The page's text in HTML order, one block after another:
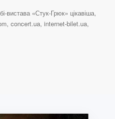
вистава «Стук-Грюк» цікавіша,
concert.ua, internet-bilet.ua,